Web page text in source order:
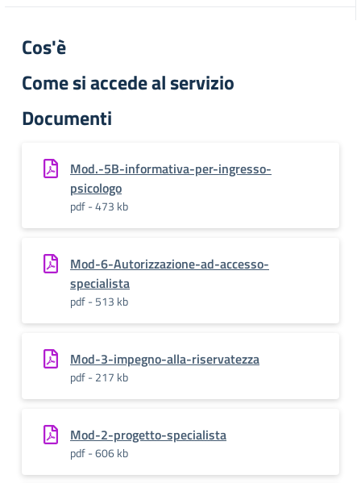
Cos'è
Come si accede al servizio
Documenti
Mod.-5B-informativa-per-ingresso-
psicologo
pdf - 473 kb
Mod-6-Autorizzazione-ad-accesso-
specialista
pdf - 513 kb
Mod-3-impegno-alla-riservatezza
pdf - 217 kb
Mod-2-progetto-specialista
pdf - 606 kb